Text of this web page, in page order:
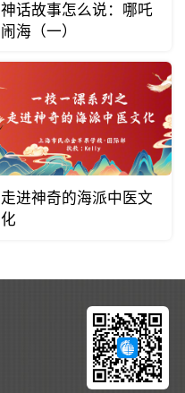
神话故事怎么说：哪吒
闹海（一）
走进神奇的海派中医文
化